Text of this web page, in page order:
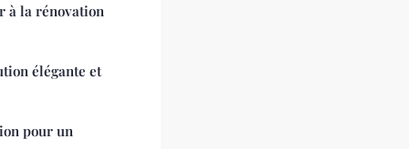
à la rénovation
élégante et
pour un